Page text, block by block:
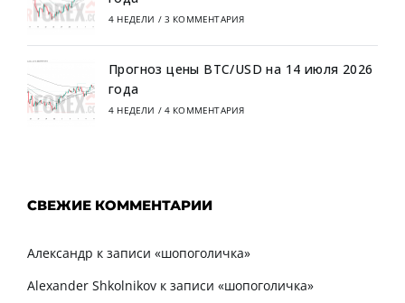
4 НЕДЕЛИ / 3 КОММЕНТАРИЯ
Прогноз цены BTC/USD на 14 июля 2026
года
4 НЕДЕЛИ / 4 КОММЕНТАРИЯ
СВЕЖИЕ КОММЕНТАРИИ
Александр к записи «шопоголичка»
Alexander Shkolnikov к записи «шопоголичка»